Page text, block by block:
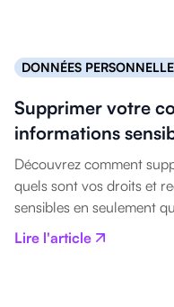
DONNÉES
Supprimer votre
informations
Découvrez comment
quels sont vos droits et
sensibles en seulement
Lire l'article